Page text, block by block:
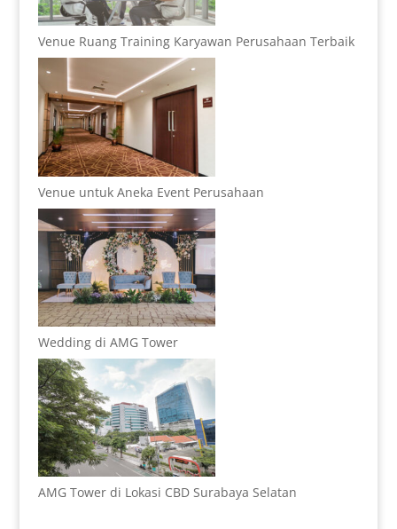
Venue Ruang Training Karyawan Perusahaan Terbaik
Venue untuk Aneka Event Perusahaan
Wedding di AMG Tower
AMG Tower di Lokasi CBD Surabaya Selatan